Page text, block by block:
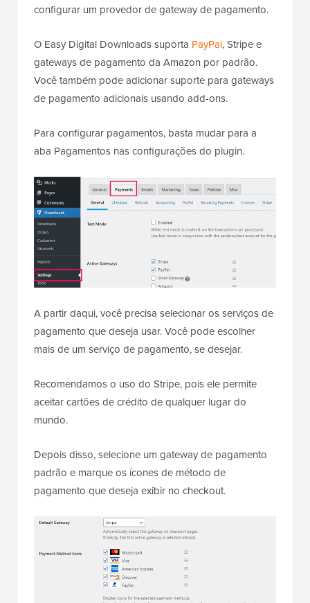
configurar um provedor de gateway de pagamento.
O Easy Digital Downloads suporta PayPal, Stripe e
gateways de pagamento da Amazon por padrão.
Você também pode adicionar suporte para gateways
de pagamento adicionais usando add-ons.
Para configurar pagamentos, basta mudar para a
aba Pagamentos nas configurações do plugin.
A partir daqui, você precisa selecionar os serviços de
pagamento que deseja usar. Você pode escolher
mais de um serviço de pagamento, se desejar.
Recomendamos o uso do Stripe, pois ele permite
aceitar cartões de crédito de qualquer lugar do
mundo.
Depois disso, selecione um gateway de pagamento
padrão e marque os ícones de método de
pagamento que deseja exibir no checkout.